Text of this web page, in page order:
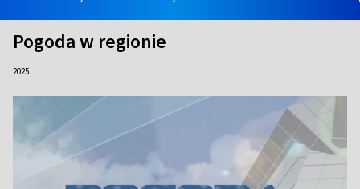
Pogoda w regionie
2025